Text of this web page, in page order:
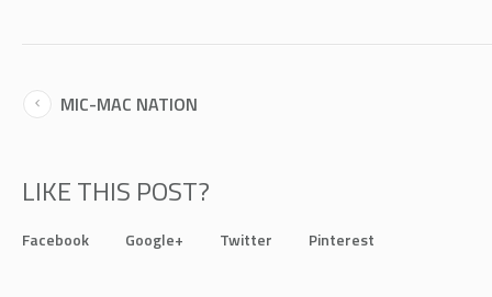
MIC-MAC NATION
LIKE THIS POST?
Facebook Google+ Twitter Pinterest